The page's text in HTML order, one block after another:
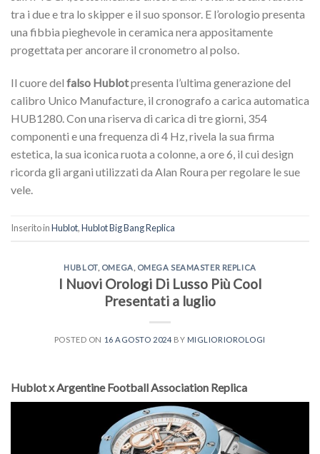
tra i due e tra lo skipper e il suo sponsor. E l’orologio presenta
una fibbia pieghevole in ceramica nera appositamente
progettata per ancorare il cronometro al polso.
Il cuore del falso Hublotpresenta l’ultima generazione del
calibro Unico Manufacture, il cronografo a carica automatica
HUB1280. Con una riserva di carica di tre giorni, 354
componenti e una frequenza di 4 Hz, rivela la sua firma
estetica, la sua iconica ruota a colonne, a ore 6, il cui design
ricorda gli argani utilizzati da Alan Roura per regolare le sue
vele.
Inserito inHublot,Hublot Big Bang Replica
HUBLOT, OMEGA, OMEGA SEAMASTER REPLICA
I Nuovi Orologi Di Lusso Più Cool
Presentati a luglio
POSTED ON 16 AGOSTO 2024 BY MIGLIORIOROLOGI
Hublot x Argentine Football Association Replica